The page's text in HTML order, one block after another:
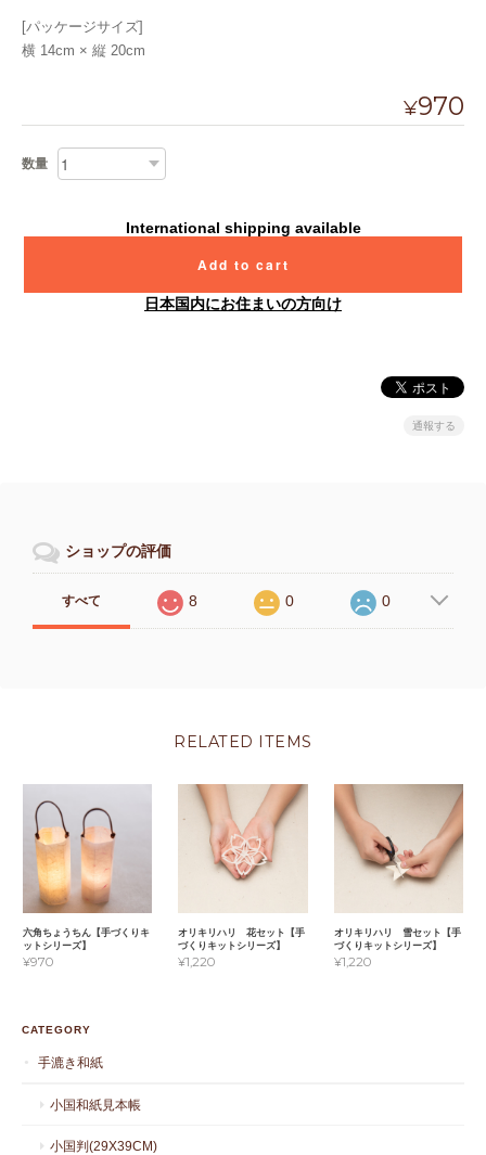
[パッケージサイズ]
横 14cm × 縦 20cm
¥970
数量
International shipping available
Add to cart
日本国内にお住まいの方向け
通報する
ショップの評価
すべて 8 0 0
RELATED ITEMS
六角ちょうちん【手づくりキ
ットシリーズ】
¥970
オリキリハリ 花セット【手
づくりキットシリーズ】
¥1,220
オリキリハリ 雪セット【手
づくりキットシリーズ】
¥1,220
CATEGORY
手漉き和紙
小国和紙見本帳
小国判(29X39CM)